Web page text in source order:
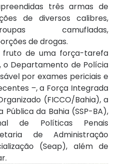
três armas de
de diversos calibres,
camufladas,
de drogas.
fruto de uma força-tarefa
o Departamento de Polícia
por exames periciais e
–, a Força Integrada
(FICCO/Bahia), a
da Bahia (SSP-BA),
de Políticas Penais
de Administração
(Seap), além de